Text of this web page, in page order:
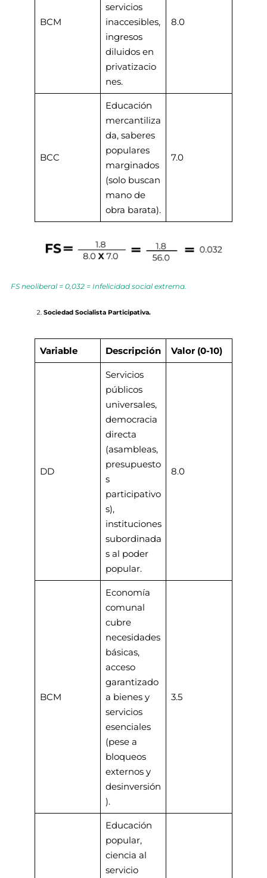
BCM
servicios
inaccesibles,
ingresos
diluidos en
privatizacio
nes.
8.0
BCC
Educación
mercantiliza
da, saberes
populares
marginados
(solo buscan
mano de
obra barata).
7.0
FS neoliberal = 0,032 = Infelicidad social extrema.
Sociedad Socialista Participativa.
Variable Descripción Valor (0-10)
DD
Servicios
públicos
universales,
democracia
directa
(asambleas,
presupuesto
s
participativo
s),
instituciones
subordinada
s al poder
popular.
8.0
BCM
Economía
comunal
cubre
necesidades
básicas,
acceso
garantizado
a bienes y
servicios
esenciales
(pese a
bloqueos
externos y
desinversión
).
3.5
Educación
popular,
ciencia al
servicio